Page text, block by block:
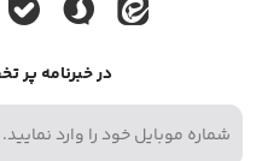
جدیدی است که نیمه دائمی است و
کاشت موی دائمی)، در
این پروتزها بافتی شبیه به
در خبرنامه پر